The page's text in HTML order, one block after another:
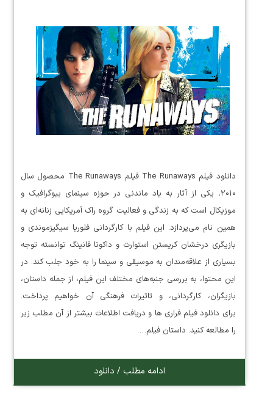
دانلود فیلم The Runaways فیلم The Runaways محصول سال
۲۰۱۰، یکی از آثار به یاد ماندنی در حوزه سینمای بیوگرافیک و
موزیکال است که به زندگی و فعالیت گروه راک آمریکایی زنانه‌ای به
همین نام می‌پردازد. این فیلم با کارگردانی فلوریا سیگیزموندی و
بازیگری درخشان کریستن استوارت و داکوتا فانینگ توانسته توجه
بسیاری از علاقه‌مندان به موسیقی و سینما را به خود جلب کند. در
این محتوا، به بررسی جنبه‌های مختلف این فیلم، از جمله داستان،
بازیگران، کارگردانی، و تاثیرات فرهنگی آن خواهیم پرداخت.
برای دانلود فیلم فراری ها و دریافت اطلاعات بیشتر از آن مطلب زیر
را مطالعه کنید. داستان فیلم…
ادامه مطلب / دانلود